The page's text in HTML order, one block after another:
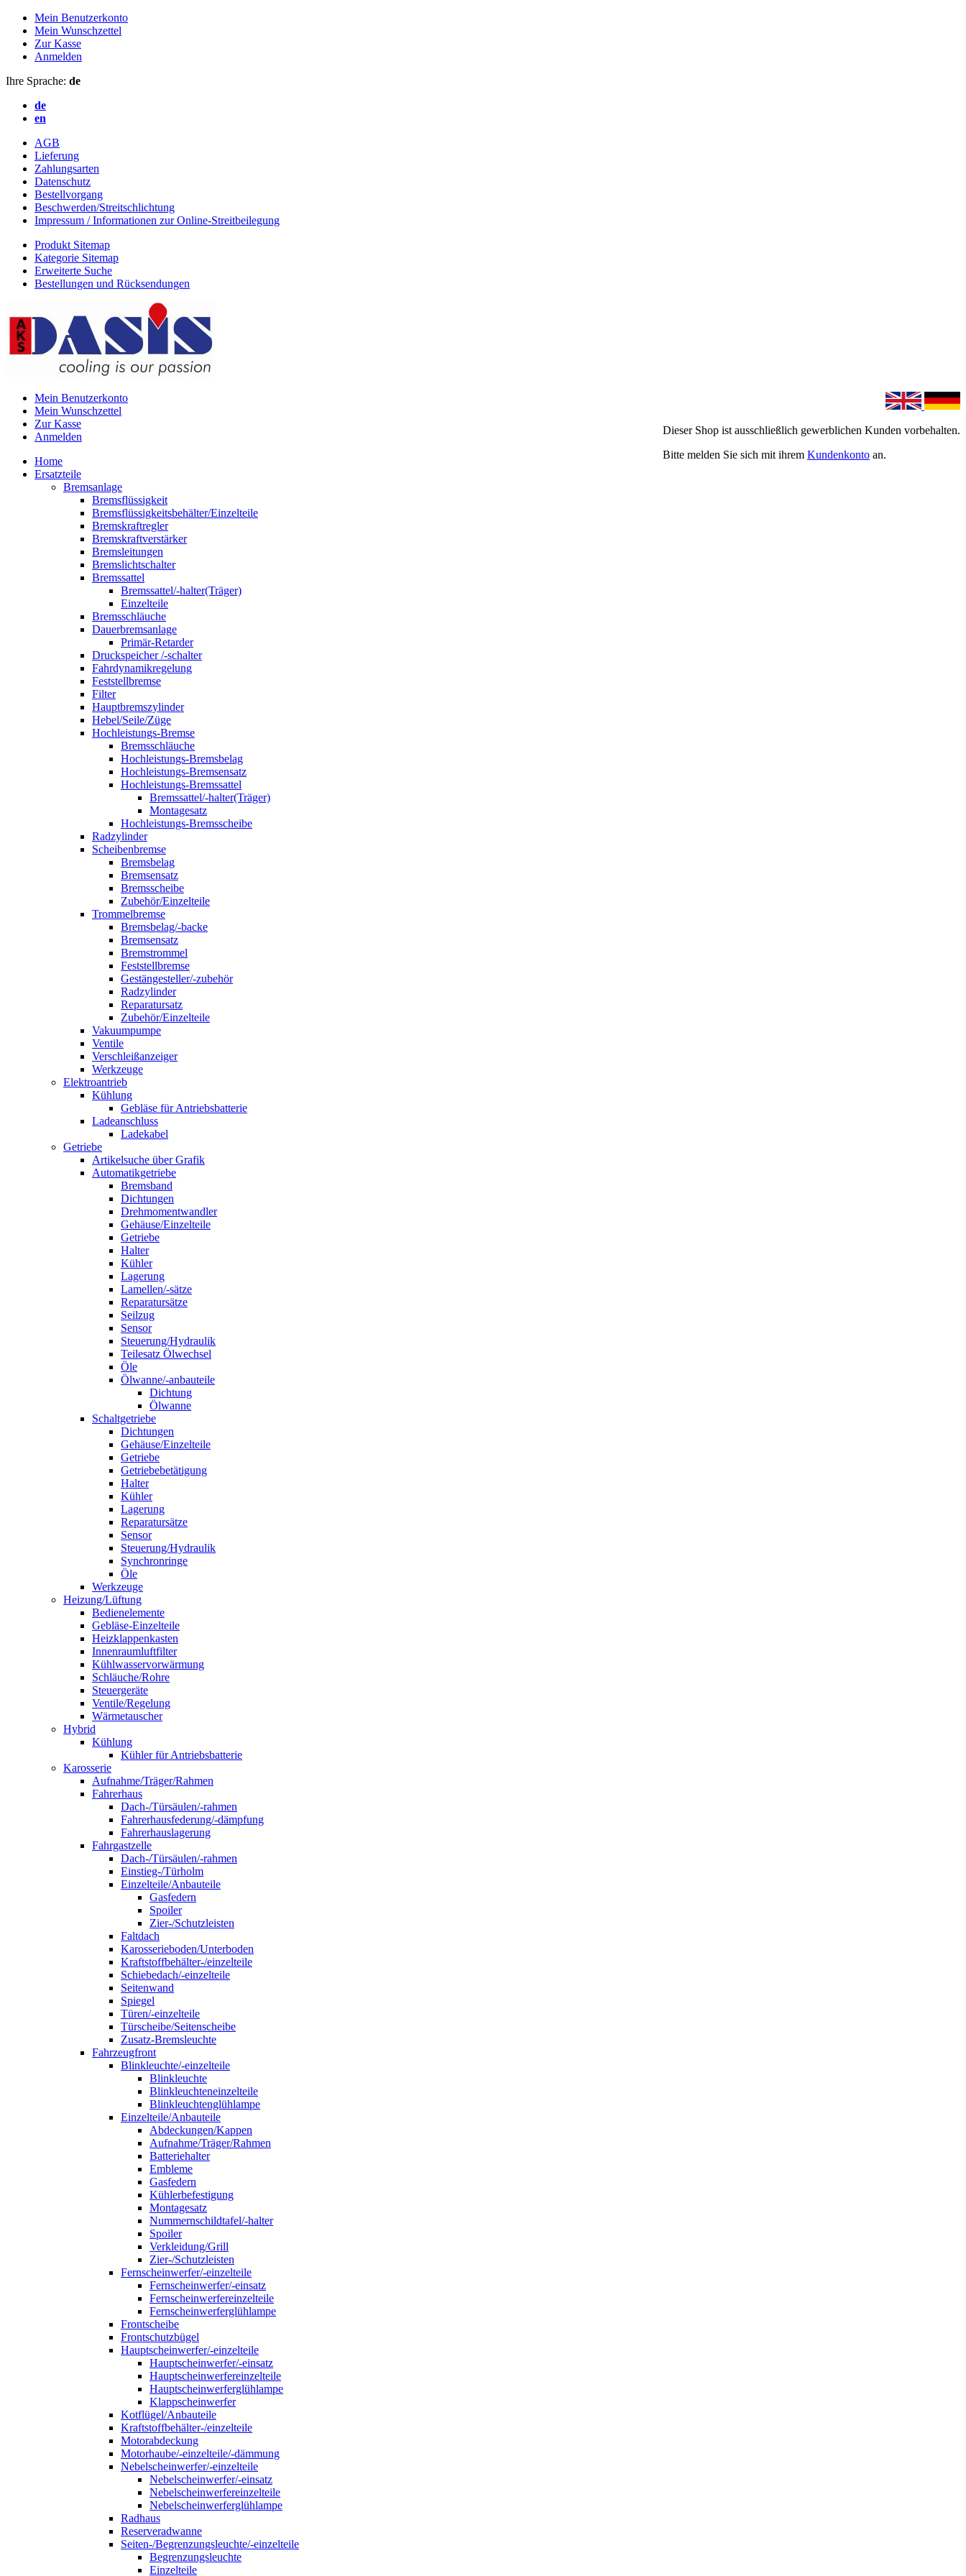
Mein Benutzerkonto
Mein Wunschzettel
Zur Kasse
Anmelden
Ihre Sprache: de
de
en
AGB
Lieferung
Zahlungsarten
Datenschutz
Bestellvorgang
Beschwerden/Streitschlichtung
Impressum / Informationen zur Online-Streitbeilegung
Produkt Sitemap
Kategorie Sitemap
Erweiterte Suche
Bestellungen und Rücksendungen
Dieser Shop ist ausschließlich gewerblichen Kunden vorbehalten.
Bitte melden Sie sich mit ihrem Kundenkonto an.
Mein Benutzerkonto
Mein Wunschzettel
Zur Kasse
Anmelden
Home
Ersatzteile
Bremsanlage
Bremsflüssigkeit
Bremsflüssigkeitsbehälter/Einzelteile
Bremskraftregler
Bremskraftverstärker
Bremsleitungen
Bremslichtschalter
Bremssattel
Bremssattel/-halter(Träger)
Einzelteile
Bremsschläuche
Dauerbremsanlage
Primär-Retarder
Druckspeicher /-schalter
Fahrdynamikregelung
Feststellbremse
Filter
Hauptbremszylinder
Hebel/Seile/Züge
Hochleistungs-Bremse
Bremsschläuche
Hochleistungs-Bremsbelag
Hochleistungs-Bremsensatz
Hochleistungs-Bremssattel
Bremssattel/-halter(Träger)
Montagesatz
Hochleistungs-Bremsscheibe
Radzylinder
Scheibenbremse
Bremsbelag
Bremsensatz
Bremsscheibe
Zubehör/Einzelteile
Trommelbremse
Bremsbelag/-backe
Bremsensatz
Bremstrommel
Feststellbremse
Gestängesteller/-zubehör
Radzylinder
Reparatursatz
Zubehör/Einzelteile
Vakuumpumpe
Ventile
Verschleißanzeiger
Werkzeuge
Elektroantrieb
Kühlung
Gebläse für Antriebsbatterie
Ladeanschluss
Ladekabel
Getriebe
Artikelsuche über Grafik
Automatikgetriebe
Bremsband
Dichtungen
Drehmomentwandler
Gehäuse/Einzelteile
Getriebe
Halter
Kühler
Lagerung
Lamellen/-sätze
Reparatursätze
Seilzug
Sensor
Steuerung/Hydraulik
Teilesatz Ölwechsel
Öle
Ölwanne/-anbauteile
Dichtung
Ölwanne
Schaltgetriebe
Dichtungen
Gehäuse/Einzelteile
Getriebe
Getriebebetätigung
Halter
Kühler
Lagerung
Reparatursätze
Sensor
Steuerung/Hydraulik
Synchronringe
Öle
Werkzeuge
Heizung/Lüftung
Bedienelemente
Gebläse-Einzelteile
Heizklappenkasten
Innenraumluftfilter
Kühlwasservorwärmung
Schläuche/Rohre
Steuergeräte
Ventile/Regelung
Wärmetauscher
Hybrid
Kühlung
Kühler für Antriebsbatterie
Karosserie
Aufnahme/Träger/Rahmen
Fahrerhaus
Dach-/Türsäulen/-rahmen
Fahrerhausfederung/-dämpfung
Fahrerhauslagerung
Fahrgastzelle
Dach-/Türsäulen/-rahmen
Einstieg-/Türholm
Einzelteile/Anbauteile
Gasfedern
Spoiler
Zier-/Schutzleisten
Faltdach
Karosserieboden/Unterboden
Kraftstoffbehälter-/einzelteile
Schiebedach/-einzelteile
Seitenwand
Spiegel
Türen/-einzelteile
Türscheibe/Seitenscheibe
Zusatz-Bremsleuchte
Fahrzeugfront
Blinkleuchte/-einzelteile
Blinkleuchte
Blinkleuchteneinzelteile
Blinkleuchtenglühlampe
Einzelteile/Anbauteile
Abdeckungen/Kappen
Aufnahme/Träger/Rahmen
Batteriehalter
Embleme
Gasfedern
Kühlerbefestigung
Montagesatz
Nummernschildtafel/-halter
Spoiler
Verkleidung/Grill
Zier-/Schutzleisten
Fernscheinwerfer/-einzelteile
Fernscheinwerfer/-einsatz
Fernscheinwerfereinzelteile
Fernscheinwerferglühlampe
Frontscheibe
Frontschutzbügel
Hauptscheinwerfer/-einzelteile
Hauptscheinwerfer/-einsatz
Hauptscheinwerfereinzelteile
Hauptscheinwerferglühlampe
Klappscheinwerfer
Kotflügel/Anbauteile
Kraftstoffbehälter-/einzelteile
Motorabdeckung
Motorhaube/-einzelteile/-dämmung
Nebelscheinwerfer/-einzelteile
Nebelscheinwerfer/-einsatz
Nebelscheinwerfereinzelteile
Nebelscheinwerferglühlampe
Radhaus
Reserveradwanne
Seiten-/Begrenzungsleuchte/-einzelteile
Begrenzungsleuchte
Einzelteile